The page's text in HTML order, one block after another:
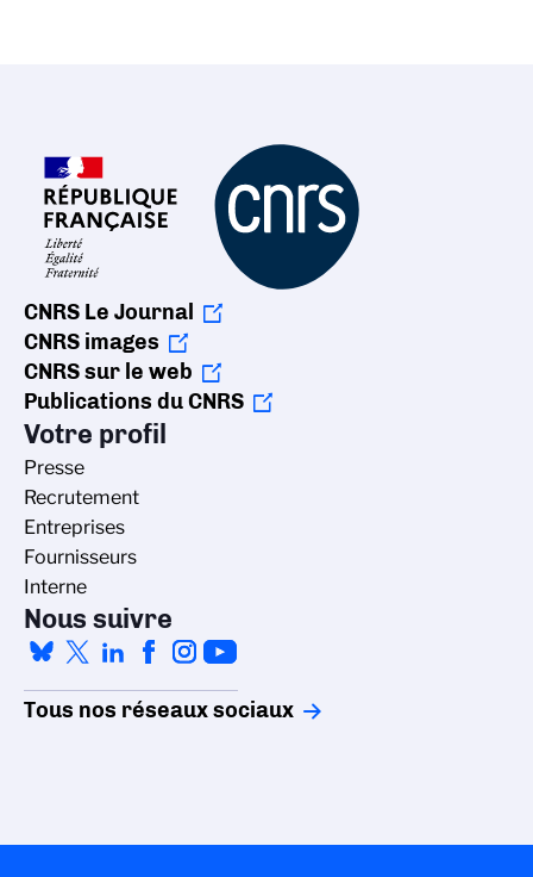
CNRS Le Journal
CNRS images
CNRS sur le web
Publications du CNRS
Votre profil
Presse
Recrutement
Entreprises
Fournisseurs
Interne
Nous suivre
Tous nos réseaux sociaux
Gestion des cookies